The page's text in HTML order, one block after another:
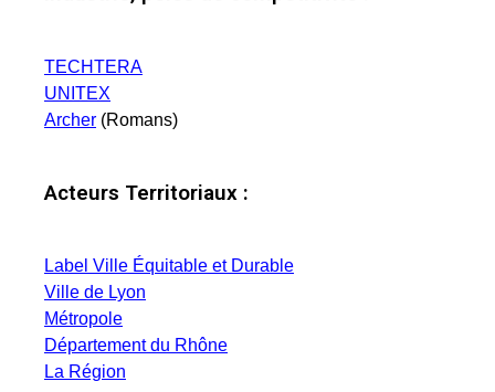
TECHTERA
UNITEX
Archer (Romans)
Acteurs Territoriaux :
Label Ville Équitable et Durable
Ville de Lyon
Métropole
Département du Rhône
La Région